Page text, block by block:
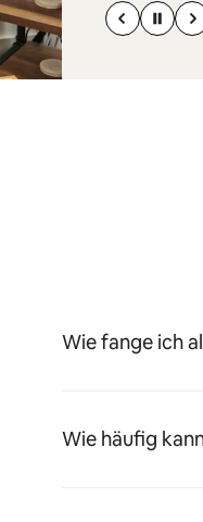
Wie fange ich
Wie häufig